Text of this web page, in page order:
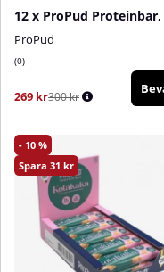
ProPud
0
269 kr300 kr
10
31